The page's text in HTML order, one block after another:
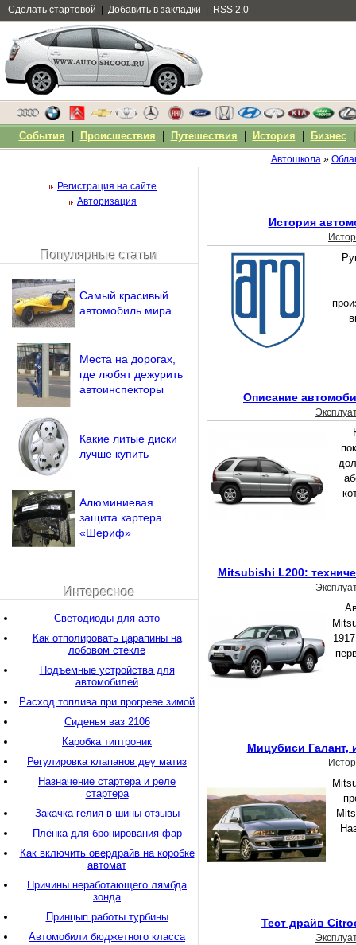
Автошкола»
История
Описание
Mitsubishi L200:
Мицубиси Галант,
Тест драйв
Регистрация на сайте
Авторизация
Напомнить пароль?
Популярные статьи
Самый красивый
автомобиль мира
Места на дорогах,
где любят дежурить
автоинспекторы
Какие литые диски
лучше купить
Алюминиевая
защита картера
«Шериф»
Интересное
Светодиоды для авто
Как отполировать царапины на
лобовом стекле
Подъемные устройства для
автомобилей
Расход топлива при прогреве зимой
Сиденья ваз 2106
Каробка типтроник
Регулировка клапанов деу матиз
Назначение стартера и реле
стартера
Закачка гелия в шины отзывы
Плёнка для бронирования фар
Как включить овердрайв на коробке
автомат
Причины неработающего лямбда
зонда
Принцып работы турбины
Автомобили бюджетного класса
Сделать стартовой Добавить в закладки RSS 2.0
События Происшествия Путешествия История Бизнес